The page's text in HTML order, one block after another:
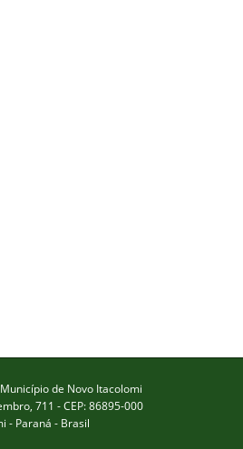
de Novo Itacolomi
711 - CEP: 86895-000
- Paraná - Brasil